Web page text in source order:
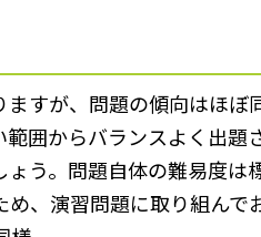
すが、問題の傾向はほ
囲からバランスよく出
う。問題自体の難易度
、演習問題に取り組んで